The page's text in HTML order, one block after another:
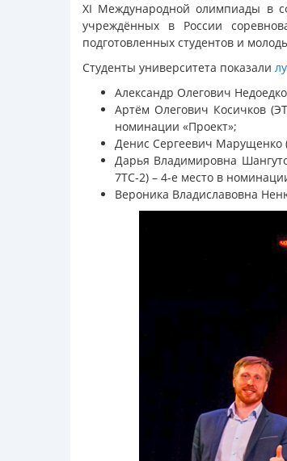
ХI Международной олимпиады в
учреждённых в России
подготовленных студентов и
Студенты университета показали
Александр Олегович
Артём Олегович Косичков
номинации «Проект»;
Денис Сергеевич Марущенко
Дарья Владимировна
7ТС-2) – 4-е место в
Вероника Владиславовна